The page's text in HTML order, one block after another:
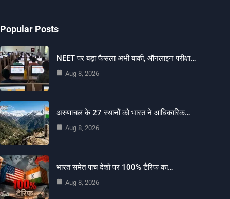
Popular Posts
NEET पर बड़ा फैसला अभी बाकी, ऑनलाइन परीक्षा…
Aug 8, 2026
अरुणाचल के 27 स्थानों को भारत ने आधिकारिक…
Aug 8, 2026
भारत समेत पांच देशों पर 100% टैरिफ का…
Aug 8, 2026